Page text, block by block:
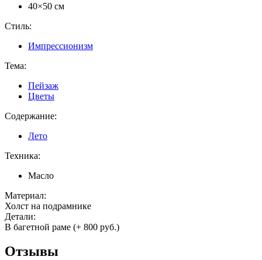
40×50 см
Стиль:
Импрессионизм
Тема:
Пейзаж
Цветы
Содержание:
Лето
Техника:
Масло
Материал:
Холст на подрамнике
Детали:
В багетной раме (+ 800 руб.)
Отзывы